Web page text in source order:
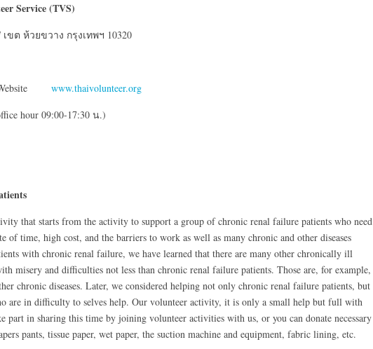
Service (TVS)
ต ห้วยขวาง กรุงเทพฯ 10320
www.thaivolunteer.org
hour 09:00-17:30 น.)
that starts from the activity to support a group of chronic renal failure patients who need
of time, high cost, and the barriers to work as well as many chronic and other diseases
with chronic renal failure, we have learned that there are many other chronically ill
misery and difficulties not less than chronic renal failure patients. Those are, for example,
chronic diseases. Later, we considered helping not only chronic renal failure patients, but
are in difficulty to selves help. Our volunteer activity, it is only a small help but full with
part in sharing this time by joining volunteer activities with us, or you can donate necessary
pants, tissue paper, wet paper, the suction machine and equipment, fabric lining, etc.